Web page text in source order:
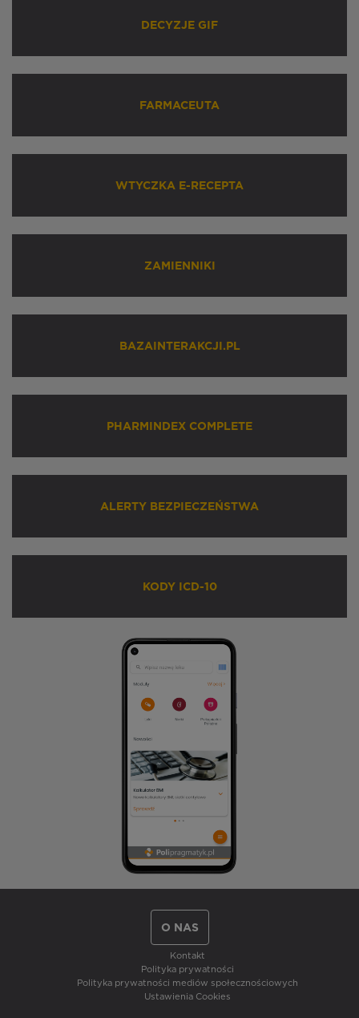
DECYZJE GIF
FARMACEUTA
WTYCZKA E-RECEPTA
ZAMIENNIKI
BAZAINTERAKCJI.PL
PHARMINDEX COMPLETE
ALERTY BEZPIECZEŃSTWA
KODY ICD-10
O NAS
Kontakt
Polityka prywatności
Polityka prywatności mediów społecznościowych
Ustawienia Cookies